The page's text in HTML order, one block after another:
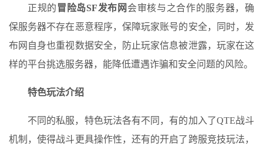
正规的 冒险岛SF发布网 会审核与之合作的服务器，确
保服务器不存在恶意程序，保障玩家账号的安全，同时，发
布网自身也重视数据安全，防止玩家信息被泄露，玩家在这
样的平台挑选服务器，能降低遭遇诈骗和安全问题的风险。
特色玩法介绍
不同的私服，特色玩法各有不同，有的加入了QTE战斗
机制，使得战斗更具操作性，还有的开启了跨服竞技玩法，